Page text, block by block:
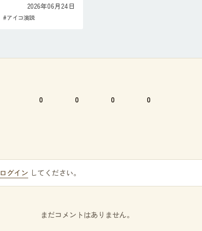
2026年06月24日
#アイコ演説
0 0 0 0
ログイン してください。
まだコメントはありません。